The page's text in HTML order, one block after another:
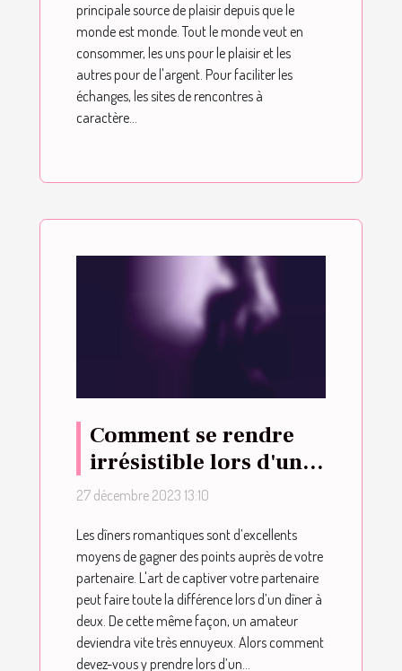
principale source de plaisir depuis que le
monde est monde. Tout le monde veut en
consommer, les uns pour le plaisir et les
autres pour de l'argent. Pour faciliter les
échanges, les sites de rencontres à
caractère...
Comment se rendre
irrésistible lors d'un
dîner à deux ?
27 décembre 2023 13:10
Les dîners romantiques sont d’excellents
moyens de gagner des points auprès de votre
partenaire. L'art de captiver votre partenaire
peut faire toute la différence lors d’un dîner à
deux. De cette même façon, un amateur
deviendra vite très ennuyeux. Alors comment
devez-vous y prendre lors d’un...